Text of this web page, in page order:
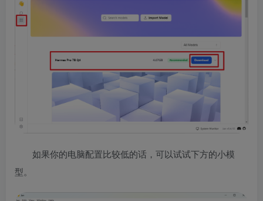
如果你的电脑配置比较低的话，可以试试下方的小模
型。